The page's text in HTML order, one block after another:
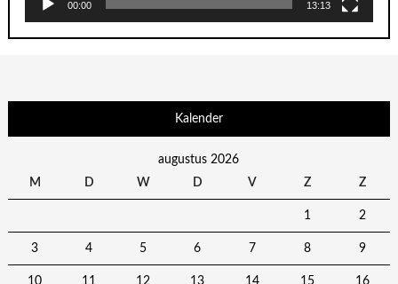
00:00 13:13
Kalender
augustus 2026
M
D W D V Z Z
1 2
3 4 5 6 7 8 9
10 11 12 13 14 15 16